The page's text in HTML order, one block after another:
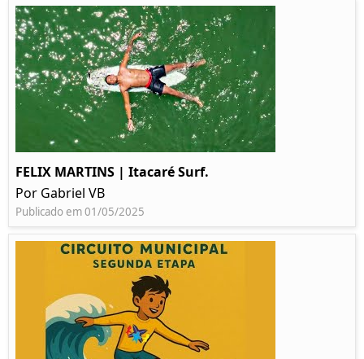
FELIX MARTINS | Itacaré Surf.
Por Gabriel VB
Publicado em 01/05/2025